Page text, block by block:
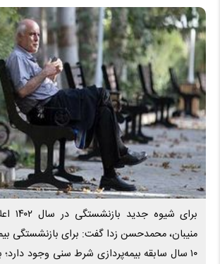
برای
منیبان، محمدحسن زدا گفت: برای بازنشستگی
۱۰ سال سابقه بیمه‌پردازی شرط سنی وجود دارد؛